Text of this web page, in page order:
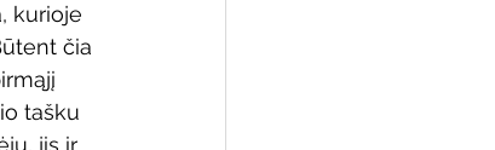
kurioje
čia
tašku
jis ir